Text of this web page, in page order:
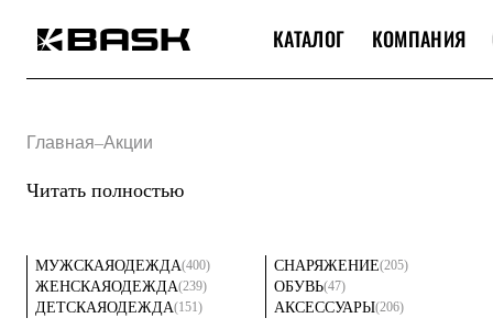
КАТАЛОГ КОМПАНИЯ
Утепленная пухом
Брюки
Утепленная синтетикой
Куртки
Брюки
Штормовая одежда
Главная–Акции
Читать полностью
МУЖСКАЯОДЕЖДА(400)
ЖЕНСКАЯОДЕЖДА(239)
ДЕТСКАЯОДЕЖДА(151)
СНАРЯЖЕНИЕ(205)
ОБУВЬ(47)
АКСЕССУАРЫ(206)